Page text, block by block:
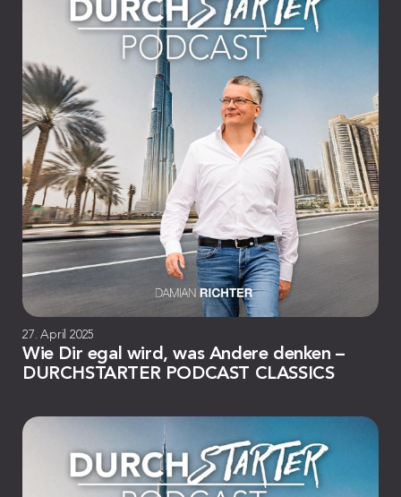
27. April 2025
Wie Dir egal wird, was Andere denken –
DURCHSTARTER PODCAST CLASSICS